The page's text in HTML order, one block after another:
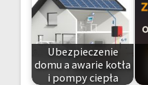
Ubezpieczenie
domu a awarie kotła
i pompy ciepła